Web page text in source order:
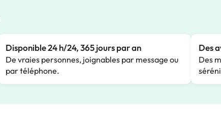
Disponible 24 h/24, 365 jours par an
De vraies personnes, joignables par message ou
par téléphone.
Des
Des